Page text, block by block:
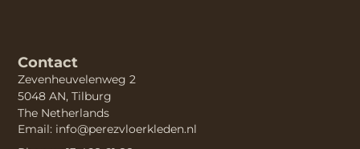
Contact
Zevenheuvelenweg 2
5048 AN, Tilburg
The Netherlands
Email: info@perezvloerkleden.nl